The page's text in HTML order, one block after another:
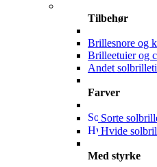
Tilbehør
Brillesnore og
Brilleetuier og
Andet
Farver
Sorte
Hvide
Med styrke